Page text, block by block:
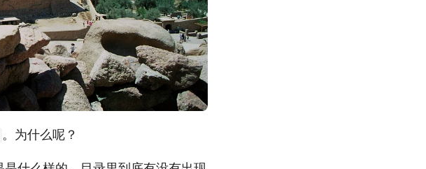
。为什么呢？